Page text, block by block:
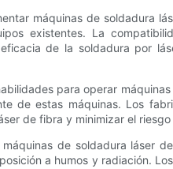
máquinas de soldadura
existentes. La
de la soldadura por
para operar
de estas máquinas. Los
de fibra y minimizar el
de soldadura láser
a humos y radiación.